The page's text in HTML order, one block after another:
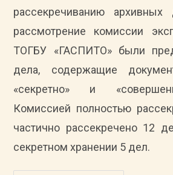
рассекречиванию архивных
рассмотрение комиссии
ТОГБУ «ГАСПИТО» были
дела, содержащие
«секретно» и
Комиссией полностью
частично рассекречено 12
секретном хранении 5 дел.